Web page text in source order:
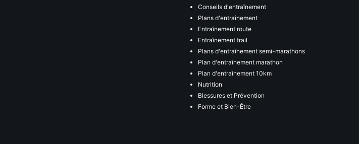
Conseils d'entraînement
Plans d'entraînement
Entraînement route
Entraînement trail
Plans d'entraînement semi-marathons
Plan d'entraînement marathon
Plan d'entraînement 10km
Nutrition
Blessures et Prévention
Forme et Bien-Être